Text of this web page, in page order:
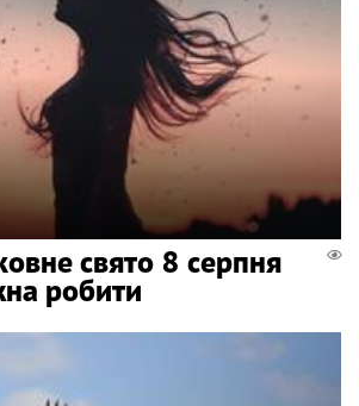
свято 8 серпня
робити